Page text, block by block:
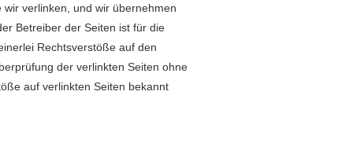
verlinken, und wir übernehmen
Betreiber der Seiten ist für die
Rechtsverstöße auf den
der verlinkten Seiten ohne
auf verlinkten Seiten bekannt